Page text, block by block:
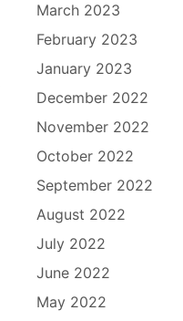
March 2023
February 2023
January 2023
December 2022
November 2022
October 2022
September 2022
August 2022
July 2022
June 2022
May 2022